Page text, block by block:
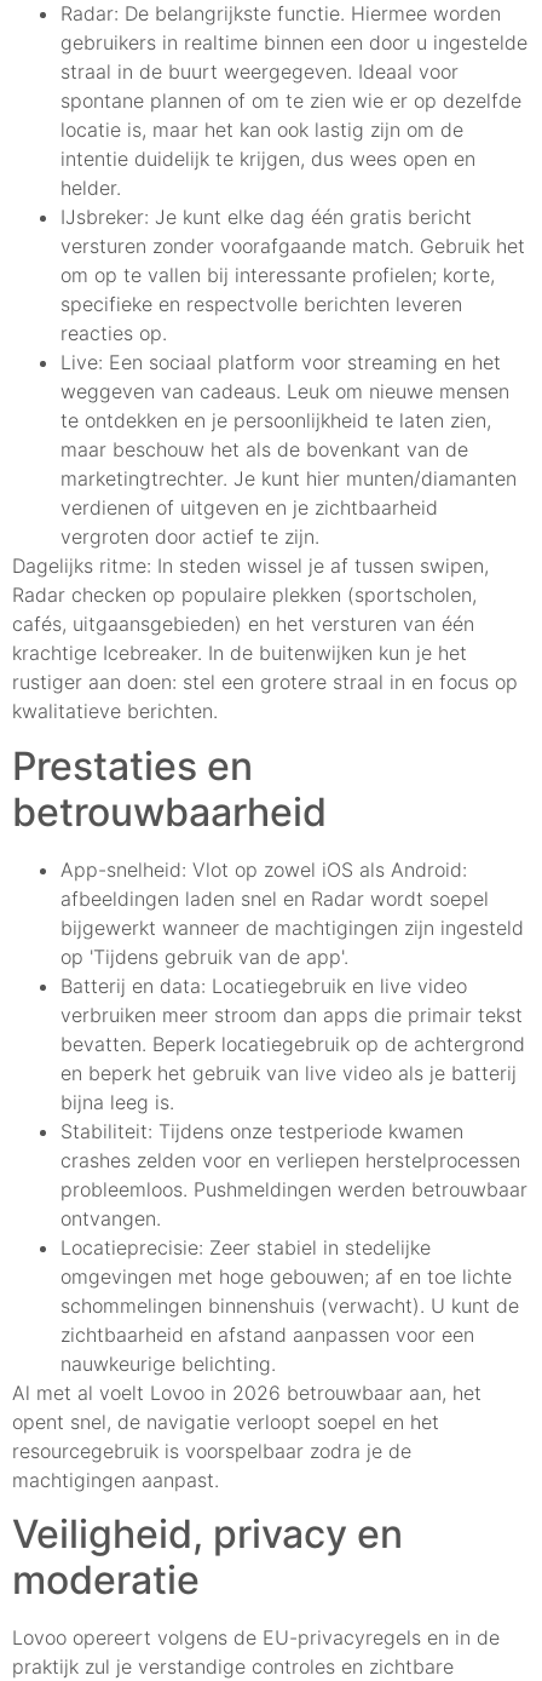
Radar: De belangrijkste functie. Hiermee worden
gebruikers in realtime binnen een door u ingestelde
straal in de buurt weergegeven. Ideaal voor
spontane plannen of om te zien wie er op dezelfde
locatie is, maar het kan ook lastig zijn om de
intentie duidelijk te krijgen, dus wees open en
helder.
IJsbreker: Je kunt elke dag één gratis bericht
versturen zonder voorafgaande match. Gebruik het
om op te vallen bij interessante profielen; korte,
specifieke en respectvolle berichten leveren
reacties op.
Live: Een sociaal platform voor streaming en het
weggeven van cadeaus. Leuk om nieuwe mensen
te ontdekken en je persoonlijkheid te laten zien,
maar beschouw het als de bovenkant van de
marketingtrechter. Je kunt hier munten/diamanten
verdienen of uitgeven en je zichtbaarheid
vergroten door actief te zijn.
Dagelijks ritme: In steden wissel je af tussen swipen,
Radar checken op populaire plekken (sportscholen,
cafés, uitgaansgebieden) en het versturen van één
krachtige Icebreaker. In de buitenwijken kun je het
rustiger aan doen: stel een grotere straal in en focus op
kwalitatieve berichten.
Prestaties en
betrouwbaarheid
App-snelheid: Vlot op zowel iOS als Android:
afbeeldingen laden snel en Radar wordt soepel
bijgewerkt wanneer de machtigingen zijn ingesteld
op 'Tijdens gebruik van de app'.
Batterij en data: Locatiegebruik en live video
verbruiken meer stroom dan apps die primair tekst
bevatten. Beperk locatiegebruik op de achtergrond
en beperk het gebruik van live video als je batterij
bijna leeg is.
Stabiliteit: Tijdens onze testperiode kwamen
crashes zelden voor en verliepen herstelprocessen
probleemloos. Pushmeldingen werden betrouwbaar
ontvangen.
Locatieprecisie: Zeer stabiel in stedelijke
omgevingen met hoge gebouwen; af en toe lichte
schommelingen binnenshuis (verwacht). U kunt de
zichtbaarheid en afstand aanpassen voor een
nauwkeurige belichting.
Al met al voelt Lovoo in 2026 betrouwbaar aan, het
opent snel, de navigatie verloopt soepel en het
resourcegebruik is voorspelbaar zodra je de
machtigingen aanpast.
Veiligheid, privacy en
moderatie
Lovoo opereert volgens de EU-privacyregels en in de
praktijk zul je verstandige controles en zichtbare